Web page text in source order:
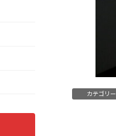
カテゴリー